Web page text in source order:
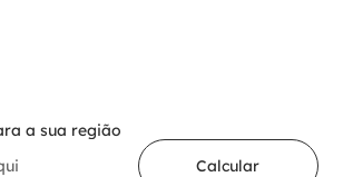
a sua região
Calcular